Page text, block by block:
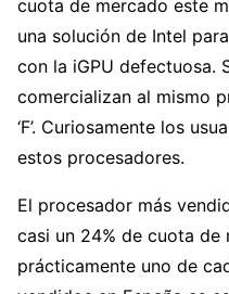
cuota de mercado este
una solución de Intel
con la iGPU defectuosa.
comercializan al mismo
‘F’. Curiosamente los
estos procesadores.
El procesador más
casi un 24% de cuota de
prácticamente uno de